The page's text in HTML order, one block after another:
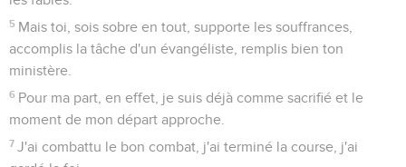
5 Mais toi, sois sobre en tout, supporte les souffrances,
accomplis la tâche d'un évangéliste, remplis bien ton
ministère.
6 Pour ma part, en effet, je suis déjà comme sacrifié et le
moment de mon départ approche.
7 J'ai combattu le bon combat, j'ai terminé la course, j'ai